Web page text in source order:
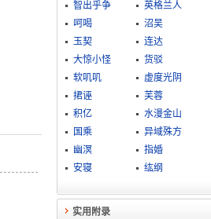
智出乎争
英格兰人
呵喝
沼吴
玉契
连达
大惊小怪
货驳
软叽叽
虚度光阴
捃诬
芙蓉
积亿
水漫金山
国乘
异域殊方
幽溟
指婚
安寝
纮纲
实用附录